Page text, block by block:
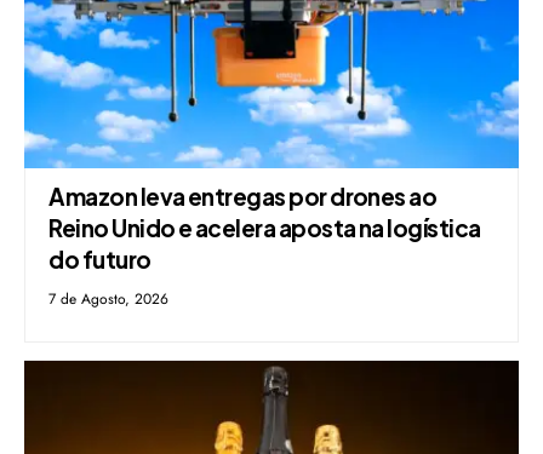
Amazon leva entregas por drones ao
Reino Unido e acelera aposta na logística
do futuro
7 de Agosto, 2026